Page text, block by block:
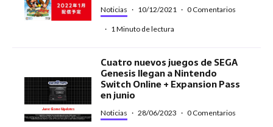
Noticias · 10/12/2021 · 0 Comentarios
· 1 Minuto de lectura
Cuatro nuevos juegos de SEGA
Genesis llegan a Nintendo
Switch Online + Expansion Pass
en junio
Noticias · 28/06/2023 · 0 Comentarios